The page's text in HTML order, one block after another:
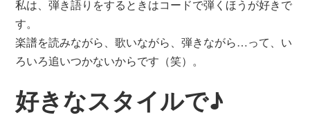
私は、弾き語りをするときはコードで弾くほうが好きで
す。
楽譜を読みながら、歌いながら、弾きながら…って、い
ろいろ追いつかないからです（笑）。
好きなスタイルで♪